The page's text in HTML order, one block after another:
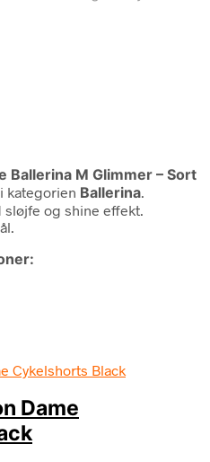
Ballerina M Glimmer – Sort
kategorien Ballerina.
sløjfe og shine effekt.
Dame